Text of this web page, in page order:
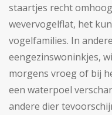
staartjes recht
wevervogelflat, het
vogelfamilies. In
eengezinswoninkjes,
morgens vroeg of bij
een waterpoel
andere dier